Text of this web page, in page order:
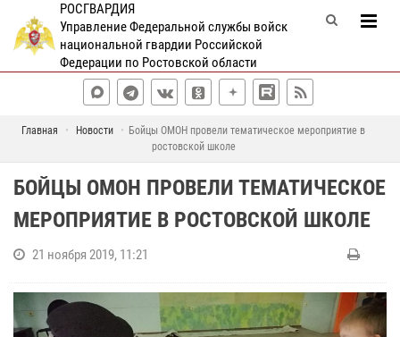
РОСГВАРДИЯ
Управление Федеральной службы войск
национальной гвардии Российской
Федерации по Ростовской области
Главная Новости
Бойцы ОМОН провели тематическое мероприятие в
ростовской школе
БОЙЦЫ ОМОН ПРОВЕЛИ ТЕМАТИЧЕСКОЕ
МЕРОПРИЯТИЕ В РОСТОВСКОЙ ШКОЛЕ
21 ноября 2019, 11:21